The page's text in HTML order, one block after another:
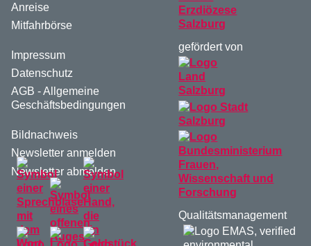
Anreise
Mitfahrbörse
Impressum
Datenschutz
AGB - Allgemeine
Geschäftsbedingungen
Bildnachweis
Newsletter anmelden
Newsletter abmelden
gefördert von
Qualitätsmanagement